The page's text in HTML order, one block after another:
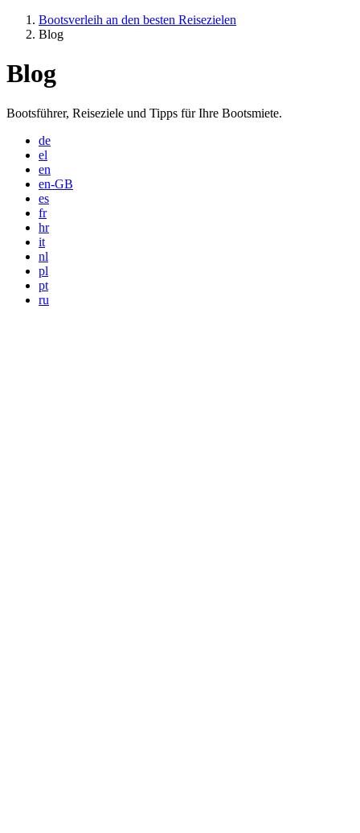
Bootsverleih an den besten Reisezielen
Blog
Blog
Bootsführer, Reiseziele und Tipps für Ihre Bootsmiete.
de
el
en
en-GB
es
fr
hr
it
nl
pl
pt
ru